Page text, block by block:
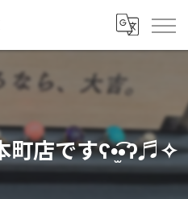
町店ですʕ•̫͡•ʔ♬✧